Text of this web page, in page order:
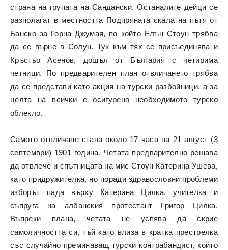
страна на групата на Сандански. Останалите дейци се
разполагат в местността Подпряната скала на пътя от
Банско за Горна Джумая, по който Елън Стоун трябва
да се върне в Солун. Тук към тях се присъединява и
Кръстьо Асенов, дошъл от България с четирима
четници. По предварителен план отвличането трябва
да се представи като акция на турски разбойници, а за
целта на всички е осигурено необходимото турско
облекло.
Самото отвличане става около 17 часа на 21 август (3
септември) 1901 година. Четата предварително решава
да отвлече и спътницата на мис Стоун Катерина Ушева,
като придружителка, но поради здравословни проблеми
изборът пада върху Катерина Цилка, учителка и
съпруга на албанския протестант Григор Цилка.
Въпреки плана, четата не успява да скрие
самоличността си, тъй като влиза в кратка престрелка
със случайно преминаващ турски контрабандист, който